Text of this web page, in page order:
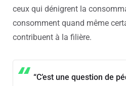
ceux qui dénigrent la
consomment quand même
contribuent à la filière.
“C’est une question de